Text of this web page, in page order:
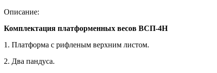
Описание:
Комплектация платформенных весов ВСП-4Н
1. Платформа с рифленым верхним листом.
2. Два пандуса.